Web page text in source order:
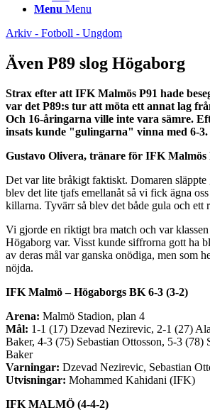
Menu Menu
Arkiv - Fotboll - Ungdom
Även P89 slog Högaborg
Strax efter att IFK Malmös P91 hade
var det P89:s tur att möta ett annat lag
Och 16-åringarna ville inte vara sämre.
insats kunde "gulingarna" vinna med 6-3.
Gustavo Olivera, tränare för IFK Malmös
Det var lite bråkigt faktiskt. Domaren släppte
blev det lite tjafs emellanåt så vi fick ägna
killarna. Tyvärr så blev det både gula och ett
Vi gjorde en riktigt bra match och var klassen
Högaborg var. Visst kunde siffrorna gott ha
av deras mål var ganska onödiga, men som
nöjda.
IFK Malmö – Högaborgs BK 6-3 (3-2)
Arena: Malmö Stadion, plan 4
Mål: 1-1 (17) Dzevad Nezirevic, 2-1 (27)
Baker, 4-3 (75) Sebastian Ottosson, 5-3 (78)
Baker
Varningar: Dzevad Nezirevic, Sebastian
Utvisningar: Mohammed Kahidani (IFK)
IFK MALMÖ (4-4-2)